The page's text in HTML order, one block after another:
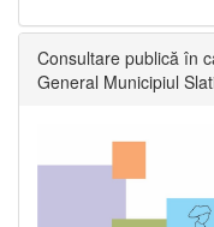
Consultare publică în
General Municipiul